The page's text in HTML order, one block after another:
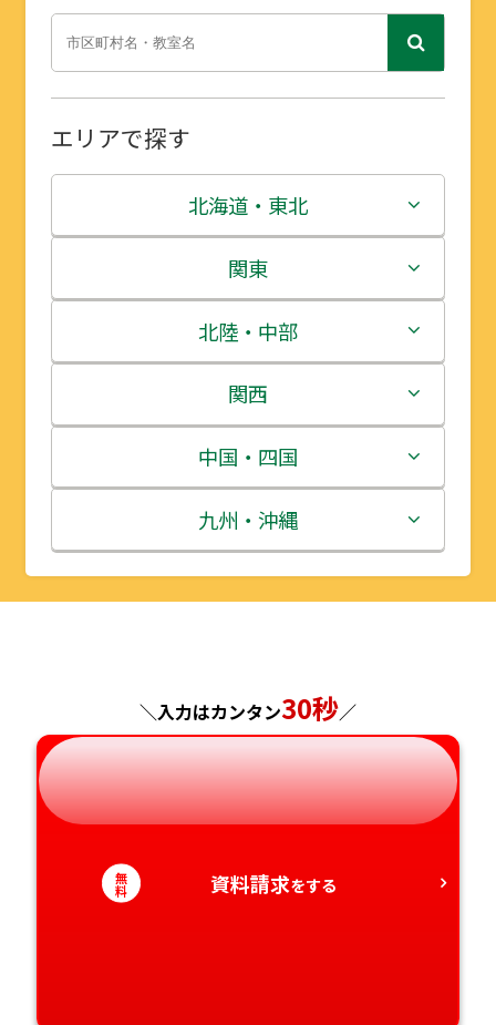
エリアで探す
北海道・東北
北海道
青森県
岩手県
宮城県
秋田県
山形県
関東
茨城県
栃木県
群馬県
埼玉県
千葉県
神奈川県
北陸・中部
新潟県
富山県
石川県
福井県
長野県
岐阜県
静岡県
愛知県
関西
三重県
滋賀県
京都府
兵庫県
奈良県
和歌山県
中国・四国
鳥取県
島根県
広島県
山口県
徳島県
香川県
九州・沖縄
福岡県
長崎県
熊本県
大分県
宮崎県
＼入力はカンタン30秒／
無
料 資料請求をする